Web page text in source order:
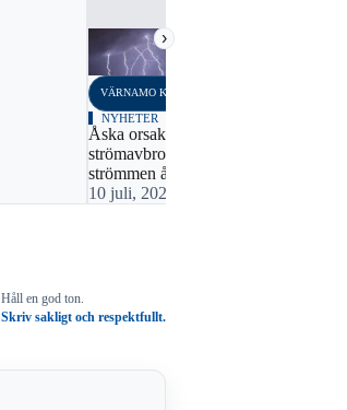
›
VÄRNAMO KOMMUN
NYHETER
Åska orsakar
strömavbrott - nu är
strömmen åter
10 juli, 2024 17:28
Håll en god ton.
Skriv sakligt och respektfullt.